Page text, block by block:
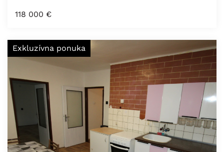
118 000 €
Exkluzívna ponuka